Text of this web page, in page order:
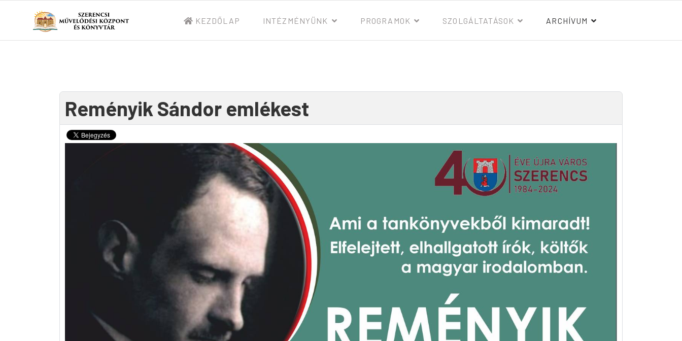
KEZDŐLAP INTÉZMÉNYÜNK PROGRAMOK SZOLGÁLTATÁSOK ARCHÍVUM
Reményik Sándor emlékest